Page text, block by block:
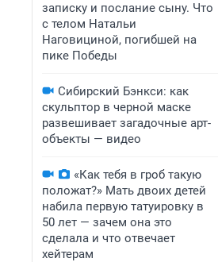
записку и послание сыну. Что
с телом Натальи
Наговициной, погибшей на
пике Победы
Сибирский Бэнкси: как
скульптор в черной маске
развешивает загадочные арт-
объекты — видео
«Как тебя в гроб такую
положат?» Мать двоих детей
набила первую татуировку в
50 лет — зачем она это
сделала и что отвечает
хейтерам